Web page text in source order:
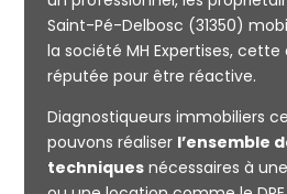
Mesurage
CARREZ
Saint-Pé-Delbosc (31350)
la société MH Expertises,
réputée pour être réactive.
Diagnostiqueurs immobiliers
pouvons réaliser l’ensemble
techniquesnécessaires à